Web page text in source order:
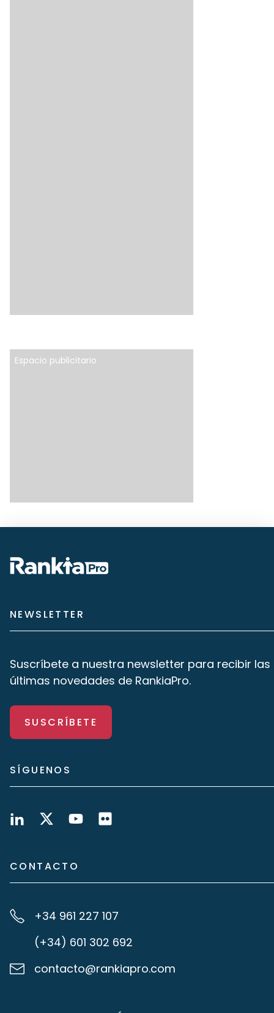
Espacio publicitario
NEWSLETTER
Suscríbete a nuestra newsletter para recibir las
últimas novedades de RankiaPro.
SUSCRÍBETE
SÍGUENOS
CONTACTO
+34 961 227 107
(+34) 601 302 692
contacto@rankiapro.com